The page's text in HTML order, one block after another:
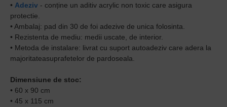
• Adeziv - conține un aditiv acrylic non toxic care asigura
protectie.
• Ambalaj: pad din 30 de foi adezive de unica folosinta.
• Rezistenta de mediu: medii uscate, de interior.
• Metoda de instalare: livrat cu suport autoadeziv care adera la
majoritateasuprafetelor de pardoseala.
Dimensiune de stoc:
• 60 x 90 cm
• 45 x 115 cm